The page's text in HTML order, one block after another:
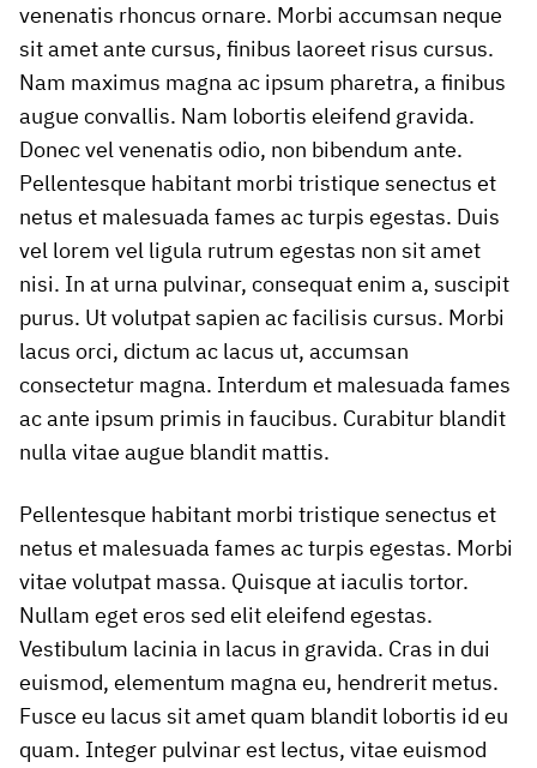
venenatis rhoncus ornare. Morbi accumsan neque
sit amet ante cursus, finibus laoreet risus cursus.
Nam maximus magna ac ipsum pharetra, a finibus
augue convallis. Nam lobortis eleifend gravida.
Donec vel venenatis odio, non bibendum ante.
Pellentesque habitant morbi tristique senectus et
netus et malesuada fames ac turpis egestas. Duis
vel lorem vel ligula rutrum egestas non sit amet
nisi. In at urna pulvinar, consequat enim a, suscipit
purus. Ut volutpat sapien ac facilisis cursus. Morbi
lacus orci, dictum ac lacus ut, accumsan
consectetur magna. Interdum et malesuada fames
ac ante ipsum primis in faucibus. Curabitur blandit
nulla vitae augue blandit mattis.
Pellentesque habitant morbi tristique senectus et
netus et malesuada fames ac turpis egestas. Morbi
vitae volutpat massa. Quisque at iaculis tortor.
Nullam eget eros sed elit eleifend egestas.
Vestibulum lacinia in lacus in gravida. Cras in dui
euismod, elementum magna eu, hendrerit metus.
Fusce eu lacus sit amet quam blandit lobortis id eu
quam. Integer pulvinar est lectus, vitae euismod